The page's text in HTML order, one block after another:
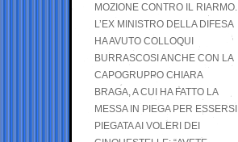
MOZIONE CONTRO IL RIARMO.
L’EX MINISTRO DELLA DIFESA
HA AVUTO COLLOQUI
BURRASCOSI ANCHE CON LA
CAPOGRUPPO CHIARA
BRAGA, A CUI HA FATTO LA
MESSA IN PIEGA PER ESSERSI
PIEGATA AI VOLERI DEI